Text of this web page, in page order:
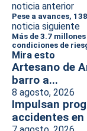
noticia anterior
Pese a avances,
noticia siguiente
Más de 3.7
condiciones de
Mira esto
Artesano de
barro a...
8 agosto, 2026
Impulsan
accidentes